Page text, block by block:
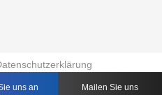
uns an Mailen Sie uns